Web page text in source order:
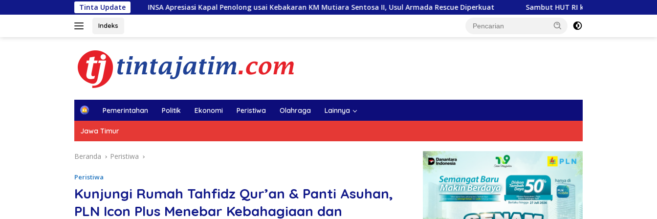
ke
Tinta Update
INSA Apresiasi Kapal Penolong usai Kebakaran KM Mutiara Sentosa II, Usul Armada Rescue Diperkuat Sambut HUT RI ke-81, PLN Tebar Energi Kebaikan dari
Indeks
H
e
Pemerintahan Politik Ekonomi Peristiwa Olahraga Lainnya
Jawa Timur
Beranda Peristiwa
Peristiwa
Kunjungi Rumah Tahfidz Qur’an & Panti Asuhan,
PLN Icon Plus Menebar Kebahagiaan dan